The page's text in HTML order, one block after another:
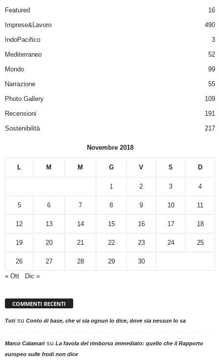
Featured
16
Imprese&Lavoro
490
IndoPacifico
3
Mediterraneo
52
Mondo
99
Narrazione
55
Photo Gallery
109
Recensioni
191
Sostenibilità
217
Novembre 2018
L M M G V S D
1 2 3 4
5 6 7 8 9 10 11
12 13 14 15 16 17 18
19 20 21 22 23 24 25
26 27 28 29
30
« Ott
Dic »
COMMENTI RECENTI
Totisu Conto di base, che vi sia ognun lo dice, dove sia nessun lo sa
Marco Calamarisu La favola del rimborso immediato: quello che il Rapporto
europeo sulle frodi non dice